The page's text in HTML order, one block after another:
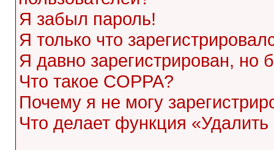
Я забыл пароль!
Я только что
Я давно зарегистрирован, но
Что такое COPPA?
Почему я не могу
Что делает функция